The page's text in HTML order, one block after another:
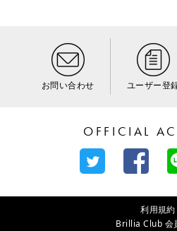
お問い合わせ ユーザー登
OFFICIAL
利用規約
Brillia Club 会